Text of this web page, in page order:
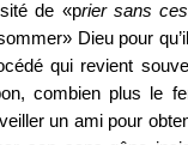
de «prier sans
Dieu pour
qui revient
combien plus le
un ami pour